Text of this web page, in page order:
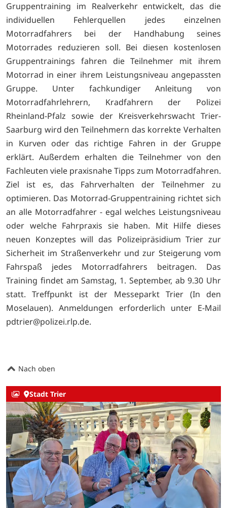
Gruppentraining im Realverkehr entwickelt, das die
individuellen Fehlerquellen jedes einzelnen
Motorradfahrers bei der Handhabung seines
Motorrades reduzieren soll. Bei diesen kostenlosen
Gruppentrainings fahren die Teilnehmer mit ihrem
Motorrad in einer ihrem Leistungsniveau angepassten
Gruppe. Unter fachkundiger Anleitung von
Motorradfahrlehrern, Kradfahrern der Polizei
Rheinland-Pfalz sowie der Kreisverkehrswacht Trier-
Saarburg wird den Teilnehmern das korrekte Verhalten
in Kurven oder das richtige Fahren in der Gruppe
erklärt. Außerdem erhalten die Teilnehmer von den
Fachleuten viele praxisnahe Tipps zum Motorradfahren.
Ziel ist es, das Fahrverhalten der Teilnehmer zu
optimieren. Das Motorrad-Gruppentraining richtet sich
an alle Motorradfahrer - egal welches Leistungsniveau
oder welche Fahrpraxis sie haben. Mit Hilfe dieses
neuen Konzeptes will das Polizeipräsidium Trier zur
Sicherheit im Straßenverkehr und zur Steigerung vom
Fahrspaß jedes Motorradfahrers beitragen. Das
Training findet am Samstag, 1. September, ab 9.30 Uhr
statt. Treffpunkt ist der Messeparkt Trier (In den
Moselauen). Anmeldungen erforderlich unter E-Mail
pdtrier@polizei.rlp.de.
Nach oben
Stadt Trier